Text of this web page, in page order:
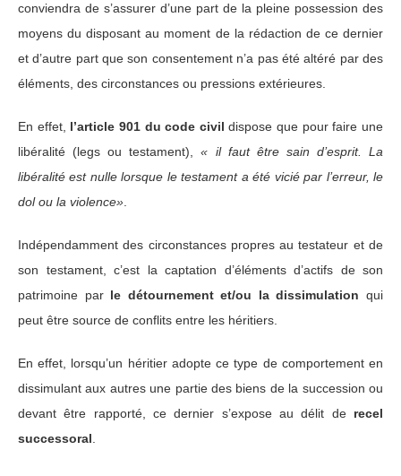
conviendra de s’assurer d’une part de la pleine possession des
moyens du disposant au moment de la rédaction de ce dernier
et d’autre part que son consentement n’a pas été altéré par des
éléments, des circonstances ou pressions extérieures.
En effet, l’article 901 du code civil dispose que pour faire une
libéralité (legs ou testament),« il faut être sain d’esprit. La
libéralité est nulle lorsque le testament a été vicié par l’erreur, le
dol ou la violence»
Indépendamment des circonstances propres au testateur et de
son testament, c’est la captation d’éléments d’actifs de son
patrimoine par le détournement et/ou la dissimulation qui
peut être source de conflits entre les héritiers.
En effet, lorsqu’un héritier adopte ce type de comportement en
dissimulant aux autres une partie des biens de la succession ou
devant être rapporté, ce dernier s’expose au délit de recel
successoral